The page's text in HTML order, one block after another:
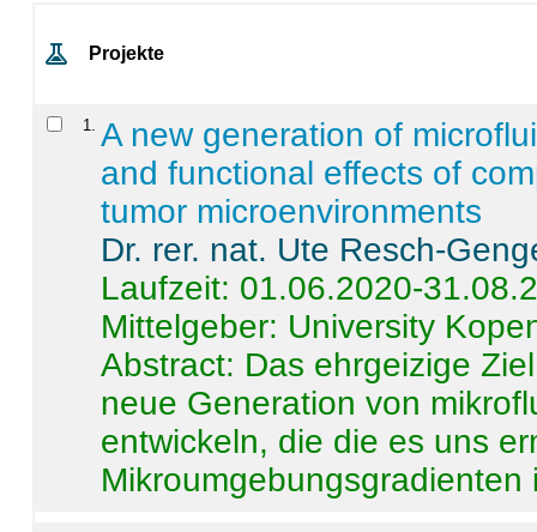
Projekte
1
A new generation of
and functional effects of
tumor microenvironments
Dr. rer. nat. Ute Resch-
Laufzeit: 01.06.2020-
Mittelgeber: University
Abstract: Das ehrgeizige
neue Generation von
entwickeln, die die es uns
Mikroumgebungsgradienten